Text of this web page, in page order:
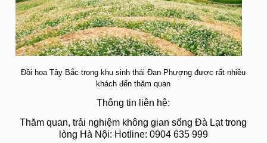
Đồi hoa Tây Bắc trong khu sinh thái Đan Phượng được rất nhiều
khách đến thăm quan
Thông tin liên hệ:
Thăm quan, trải nghiệm không gian sống Đà Lạt trong
lòng Hà Nội: Hotline: 0904 635 999